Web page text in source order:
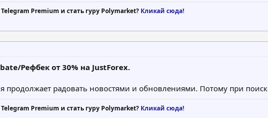
Premium и стать гуру Polymarket? Кликай сюда!
Рефбек от 30% на JustForex.
продолжает радовать новостями и обновлениями. Потому при
Premium и стать гуру Polymarket? Кликай сюда!